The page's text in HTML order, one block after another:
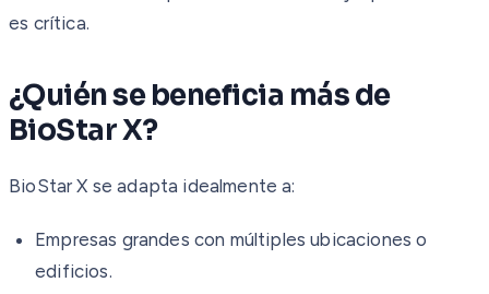
es crítica.
¿Quién se beneficia más de
BioStar X?
BioStar X se adapta idealmente a:
Empresas grandes con múltiples ubicaciones o
edificios.